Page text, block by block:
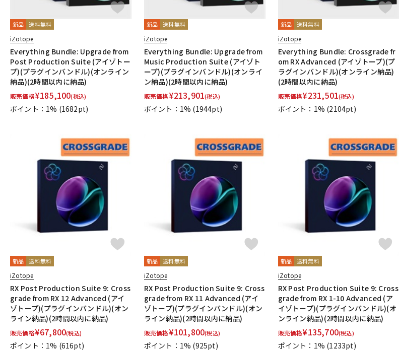
新品 送料無料
iZotope
Everything Bundle: Upgrade from
Post Production Suite (アイゾトー
プ)(プラグインバンドル)(オンライン
納品)(2時間以内に納品)
販売価格¥185,100(税込)
ポイント：1% (1682pt)
新品 送料無料
iZotope
Everything Bundle: Upgrade from
Music Production Suite (アイゾト
ープ)(プラグインバンドル)(オンライ
ン納品)(2時間以内に納品)
販売価格¥213,901(税込)
ポイント：1% (1944pt)
新品 送料無料
iZotope
Everything Bundle: Crossgrade fr
om RX Advanced (アイゾトープ)(プ
ラグインバンドル)(オンライン納品)
(2時間以内に納品)
販売価格¥231,501(税込)
ポイント：1% (2104pt)
新品 送料無料
iZotope
RX Post Production Suite 9: Cross
grade from RX 12 Advanced (アイ
ゾトープ)(プラグインバンドル)(オン
ライン納品)(2時間以内に納品)
販売価格¥67,800(税込)
ポイント：1% (616pt)
新品 送料無料
iZotope
RX Post Production Suite 9: Cross
grade from RX 11 Advanced (アイ
ゾトープ)(プラグインバンドル)(オン
ライン納品)(2時間以内に納品)
販売価格¥101,800(税込)
ポイント：1% (925pt)
新品 送料無料
iZotope
RX Post Production Suite 9: Cross
grade from RX 1-10 Advanced (ア
イゾトープ)(プラグインバンドル)(オ
ンライン納品)(2時間以内に納品)
販売価格¥135,700(税込)
ポイント：1% (1233pt)